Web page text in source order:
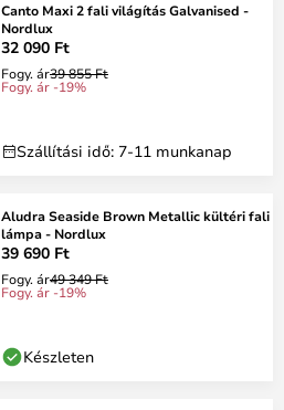
Canto Maxi 2 fali világítás Galvanised -
Nordlux
32 090 Ft
Fogy. ár39 855 Ft
Fogy. ár -19%
Szállítási idő: 7-11 munkanap
Aludra Seaside Brown Metallic kültéri fali
lámpa - Nordlux
39 690 Ft
Fogy. ár49 349 Ft
Fogy. ár -19%
Készleten